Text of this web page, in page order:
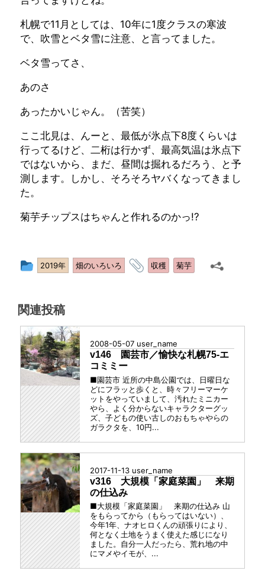
札幌で11月としては、10年に1度クラスの寒波
で、吹雪とベタ雪に注意、と言ってました。
ベタ雪ってさ、
あのさ
あったかいじゃん。（苦笑）
ここ北見は、んーと、最低が氷点下8度くらいは
行ってるけど、二桁は行かず、最高気温は氷点下
ではないから、まだ、昼間は掘れるだろう、と予
測します。しかし、そろそろヤバくなってきまし
た。
菊芋チップスはちゃんと作れるのかっ!?
投
ル
ー
プ
2019年 畑のいろいろ
タ収穫 菊芋
関連投稿
2008-05-07 user_name
v146 園芸市／愉快な札幌75-エ
コミミー
■園芸市 近所の中島公園では、日曜日な
どにフラッと歩くと、時々フリーマーケ
ットをやっていまして、汚れたミニカー
やら、よく分からないキャラクターグッ
ズ、子どもの使い古しのおもちゃやらの
ガラクタを、10円...
2017-11-13 user_name
v316 大規模「家庭菜園」 来期
の仕込み
■大規模「家庭菜園」 来期の仕込み 山
をもらってから（もらってはいない）、
今年1年、ナオヒロくんの頑張りにより、
何となく土地をうまく使えた感じになり
ました。自分一人だったら、荒れ地の中
にマメやイモが、...